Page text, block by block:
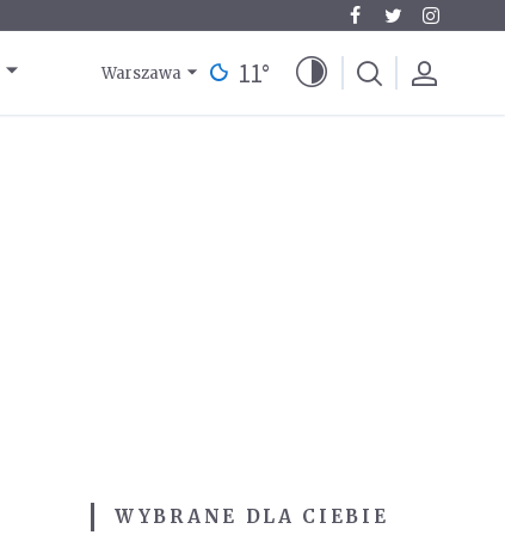
Warszawa 11°
WYBRANE DLA CIEBIE